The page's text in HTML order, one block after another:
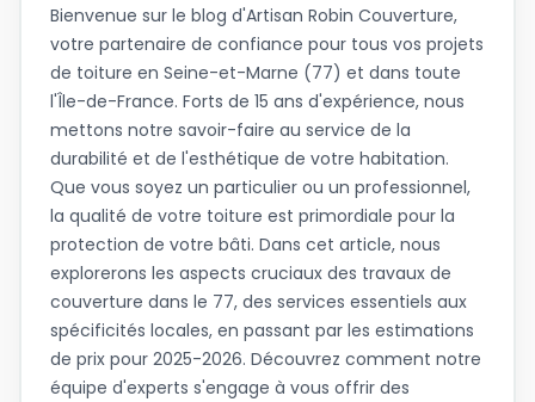
Bienvenue sur le blog d'Artisan Robin Couverture,
votre partenaire de confiance pour tous vos projets
de toiture en Seine-et-Marne (77) et dans toute
l'Île-de-France. Forts de 15 ans d'expérience, nous
mettons notre savoir-faire au service de la
durabilité et de l'esthétique de votre habitation.
Que vous soyez un particulier ou un professionnel,
la qualité de votre toiture est primordiale pour la
protection de votre bâti. Dans cet article, nous
explorerons les aspects cruciaux des travaux de
couverture dans le 77, des services essentiels aux
spécificités locales, en passant par les estimations
de prix pour 2025-2026. Découvrez comment notre
équipe d'experts s'engage à vous offrir des